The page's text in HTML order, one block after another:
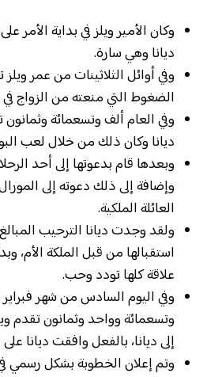
وكان الأمير ويلز في بداية الأمر
ديانا وهي سارة.
وفي أوائل الثلاثينات من عمر
الضغوط التي منعته من الزواج في
وفي العام ألف وتسعمائة
ديانا وكان ذلك من خلال لعب
وبعدها قام بدعوتها إلى أحد
وإضافة إلى ذلك دعوته إلى
العائلة الملكية.
ولقد وجدت ديانا الترحيب المبالغ
استقبالها من قبل الملكة الأم،
علاقة كلها تودد وحب.
وفي اليوم السادس من شهر
وتسعمائة وواحد وثمانون تقدم
إلى ديانا، بالفعل وافقت ديانا على
وتم إعلان الخطوبة بشكل رسمي في